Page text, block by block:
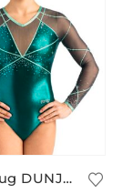
Turnanzug DUNJA/1 langarm